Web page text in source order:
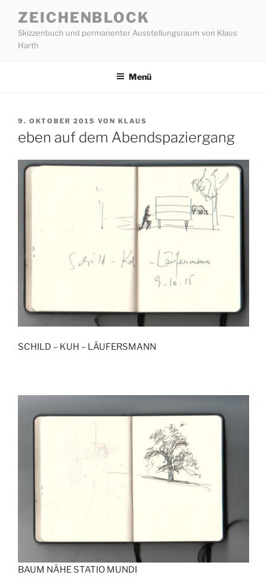
Inhalt
springen
ZEICHENBLOCK
Skizzenbuch und permanenter Ausstellungsraum von Klaus
Harth
Menü
VERÖFFENTLICHT
AM
9. OKTOBER 2015 VON KLAUS
eben auf dem Abendspaziergang
SCHILD – KUH – LÄUFERSMANN
BAUM NÄHE STATIO MUNDI